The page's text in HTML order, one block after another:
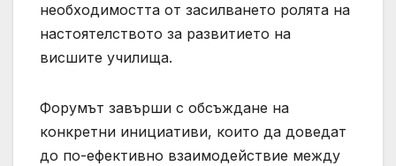
необходимостта от засилването ролята на
настоятелството за развитието на
висшите училища.
Форумът завърши с обсъждане на
конкретни инициативи, които да доведат
до по-ефективно взаимодействие между